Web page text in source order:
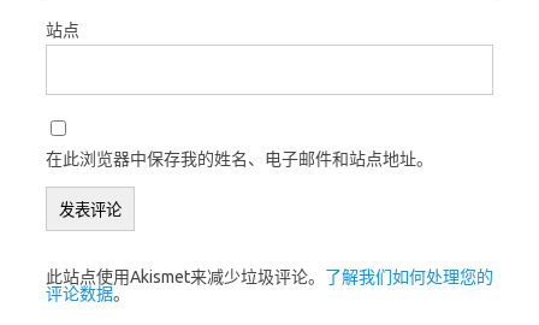
站点
在此浏览器中保存我的姓名、电子邮件和站点地址。
此站点使用Akismet来减少垃圾评论。 了解我们如何处理您的
评论数据。